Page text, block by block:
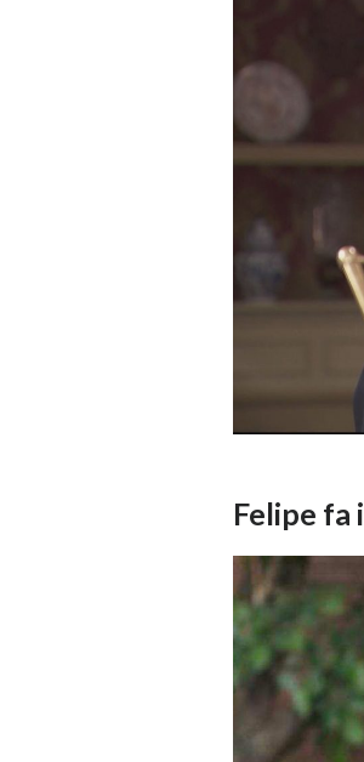
Felipe fa